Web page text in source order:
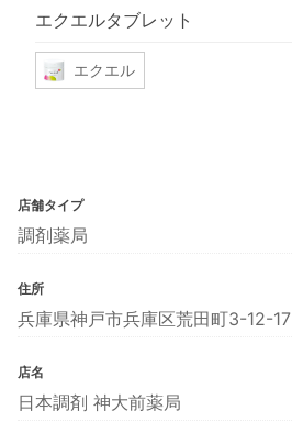
エクエルタブレット
エクエル
店舗タイプ
調剤薬局
住所
兵庫県神戸市兵庫区荒田町3-12-17
店名
日本調剤 神大前薬局